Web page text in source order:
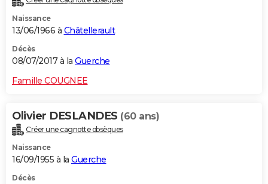
Naissance
13/06/1966 à Châtellerault
Décès
08/07/2017 à la Guerche
Famille COUGNEE
Olivier DESLANDES (60 ans)
Créer une cagnotte obsèques
Naissance
16/09/1955 à la Guerche
Décès